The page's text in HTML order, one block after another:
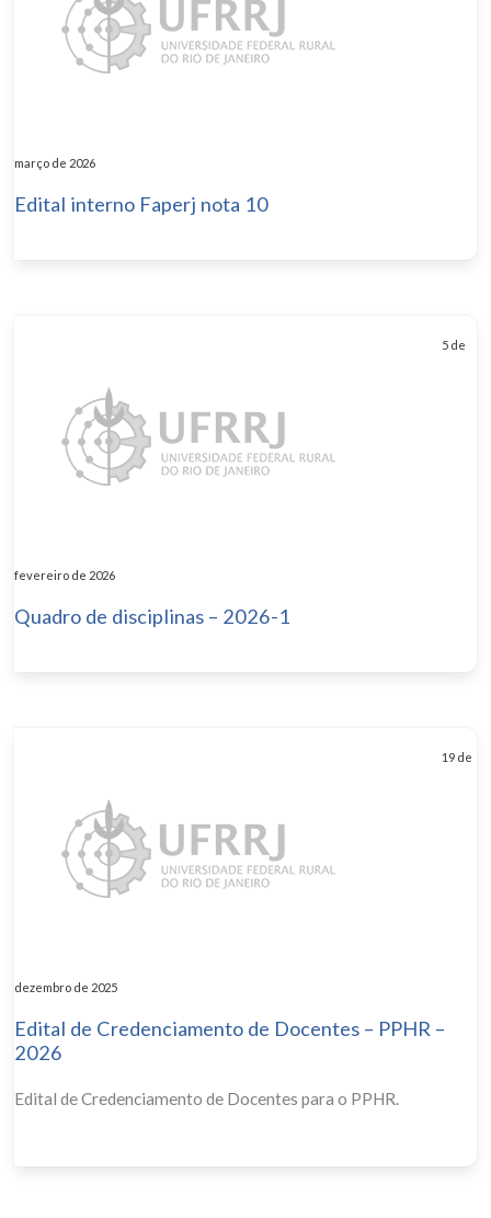
março de 2026
Edital interno Faperj nota 10
5 de
fevereiro de 2026
Quadro de disciplinas – 2026-1
19 de
dezembro de 2025
Edital de Credenciamento de Docentes – PPHR –
2026
Edital de Credenciamento de Docentes para o PPHR.